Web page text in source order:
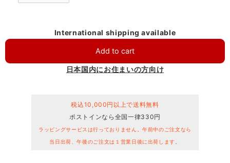
International shipping available
Add to cart
日本国内にお住まいの方向け
税込10,000円以上で送料無料
ポストインなら全国一律330円
ラッピングサービスは行っておりません。午前中のご注文なら
当日出荷、午後のご注文は１営業日後に出荷します。